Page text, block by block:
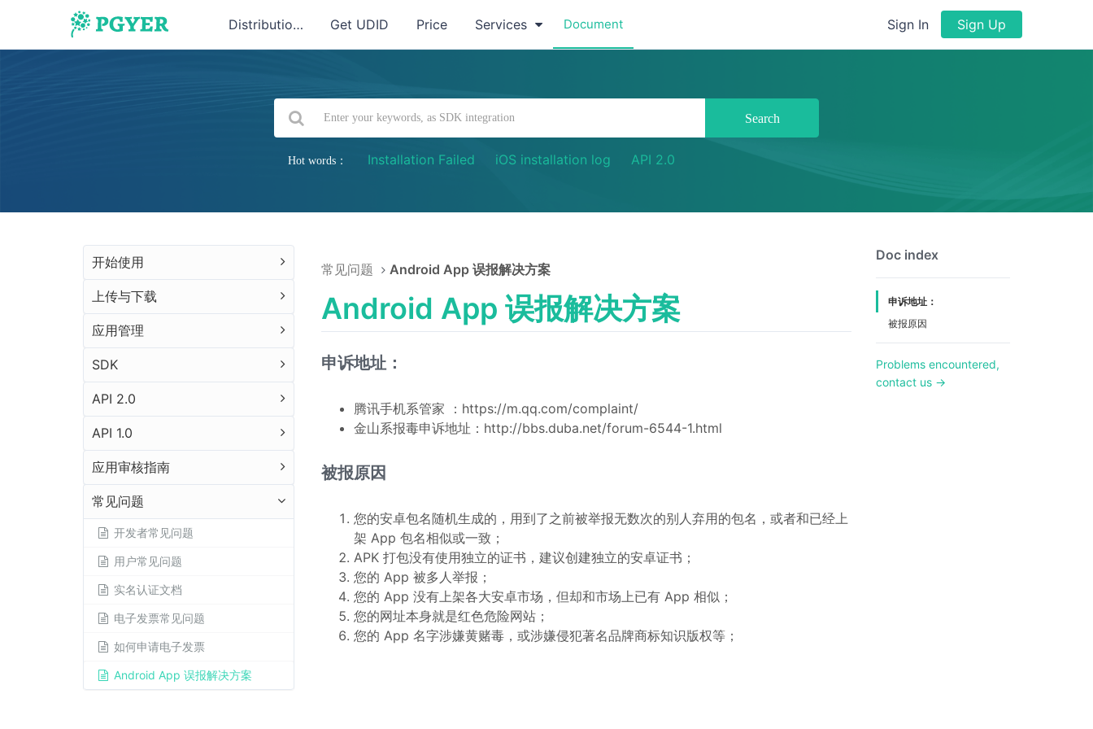
Distribution Get UDID Price Services Document Sign In Sign Up
Search
Hot words： Installation Failed iOS installation log API 2.0
开始使用
上传与下载
应用管理
SDK
API 2.0
API 1.0
应用审核指南
常见问题
开发者常见问题
用户常见问题
实名认证文档
电子发票常见问题
如何申请电子发票
Android App 误报解决方案
常见问题 Android App 误报解决方案
Android App 误报解决方案
申诉地址：
腾讯手机系管家 ：https://m.qq.com/complaint/
金山系报毒申诉地址：http://bbs.duba.net/forum-6544-1.html
被报原因
您的安卓包名随机生成的，用到了之前被举报无数次的别人弃用的包名，或者和已经上
架 App 包名相似或一致；
APK 打包没有使用独立的证书，建议创建独立的安卓证书；
您的 App 被多人举报；
您的 App 没有上架各大安卓市场，但却和市场上已有 App 相似；
您的网址本身就是红色危险网站；
您的 App 名字涉嫌黄赌毒，或涉嫌侵犯著名品牌商标知识版权等；
Doc index
申诉地址：
被报原因
Problems encountered,
contact us →